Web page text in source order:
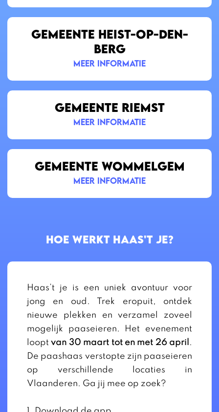
GEMEENTE HEIST-OP-DEN-
BERG
meer informatie
GEMEENTE RIEMST
meer informatie
GEMEENTE WOMMELGEM
meer informatie
HOE WERKT HAAS't JE?
Haas’t je is een uniek avontuur voor
jong en oud. Trek eropuit, ontdek
nieuwe plekken en verzamel zoveel
mogelijk paaseieren. Het evenement
looptvan 30 maart tot en met 26 april .
De paashaas verstopte zijn paaseieren
op verschillende locaties in
Vlaanderen. Ga jij mee op zoek?